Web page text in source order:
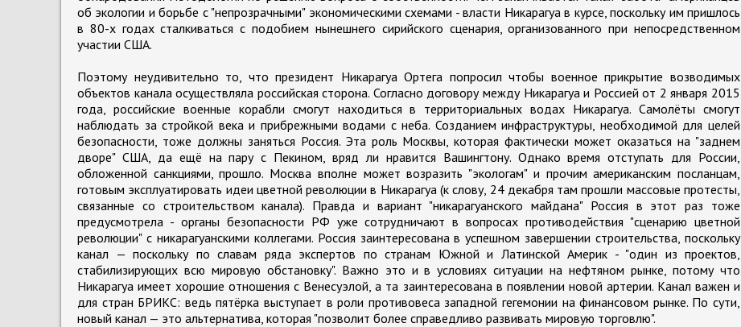
об экологии и борьбе с "непрозрачными" экономическими схемами - власти Никарагуа в курсе, поскольку им пришлось
в 80-х годах сталкиваться с подобием нынешнего сирийского сценария, организованного при непосредственном
участии США.
Поэтому неудивительно то, что президент Никарагуа Ортега попросил чтобы военное прикрытие возводимых
объектов канала осуществляла российская сторона. Согласно договору между Никарагуа и Россией от 2 января 2015
года, российские военные корабли смогут находиться в территориальных водах Никарагуа. Самолёты смогут
наблюдать за стройкой века и прибрежными водами с неба. Созданием инфраструктуры, необходимой для целей
безопасности, тоже должны заняться Россия. Эта роль Москвы, которая фактически может оказаться на "заднем
дворе" США, да ещё на пару с Пекином, вряд ли нравится Вашингтону. Однако время отступать для России,
обложенной санкциями, прошло. Москва вполне может возразить "экологам" и прочим американским посланцам,
готовым эксплуатировать идеи цветной революции в Никарагуа (к слову, 24 декабря там прошли массовые протесты,
связанные со строительством канала). Правда и вариант "никарагуанского майдана" Россия в этот раз тоже
предусмотрела - органы безопасности РФ уже сотрудничают в вопросах противодействия "сценарию цветной
революции" с никарагуанскими коллегами. Россия заинтересована в успешном завершении строительства, поскольку
канал — поскольку по славам ряда экспертов по странам Южной и Латинской Америк - "один из проектов,
стабилизирующих всю мировую обстановку". Важно это и в условиях ситуации на нефтяном рынке, потому что
Никарагуа имеет хорошие отношения с Венесуэлой, а та заинтересована в появлении новой артерии. Канал важен и
для стран БРИКС: ведь пятёрка выступает в роли противовеса западной гегемонии на финансовом рынке. По сути,
новый канал — это альтернатива, которая "позволит более справедливо развивать мировую торговлю".